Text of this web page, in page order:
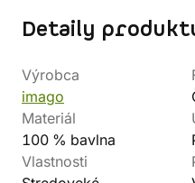
Detaily
Výrobca
imago
Materiál
100 % bavlna
Vlastnosti